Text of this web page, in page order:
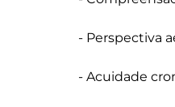
- Perspectiva
- Acuidade